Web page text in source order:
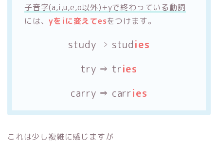
子音字(a,i,u,e,o以外)+yで終わっている動詞
には、yをiに変えてesをつけます。
study ⇒ studies
try ⇒ tries
carry ⇒ carries
これは少し複雑に感じますが